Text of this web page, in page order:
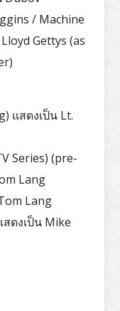
/ Machine
Gettys (as
แสดงเป็น Lt.
Series) (pre-
Lang
Lang
ดงเป็น Mike